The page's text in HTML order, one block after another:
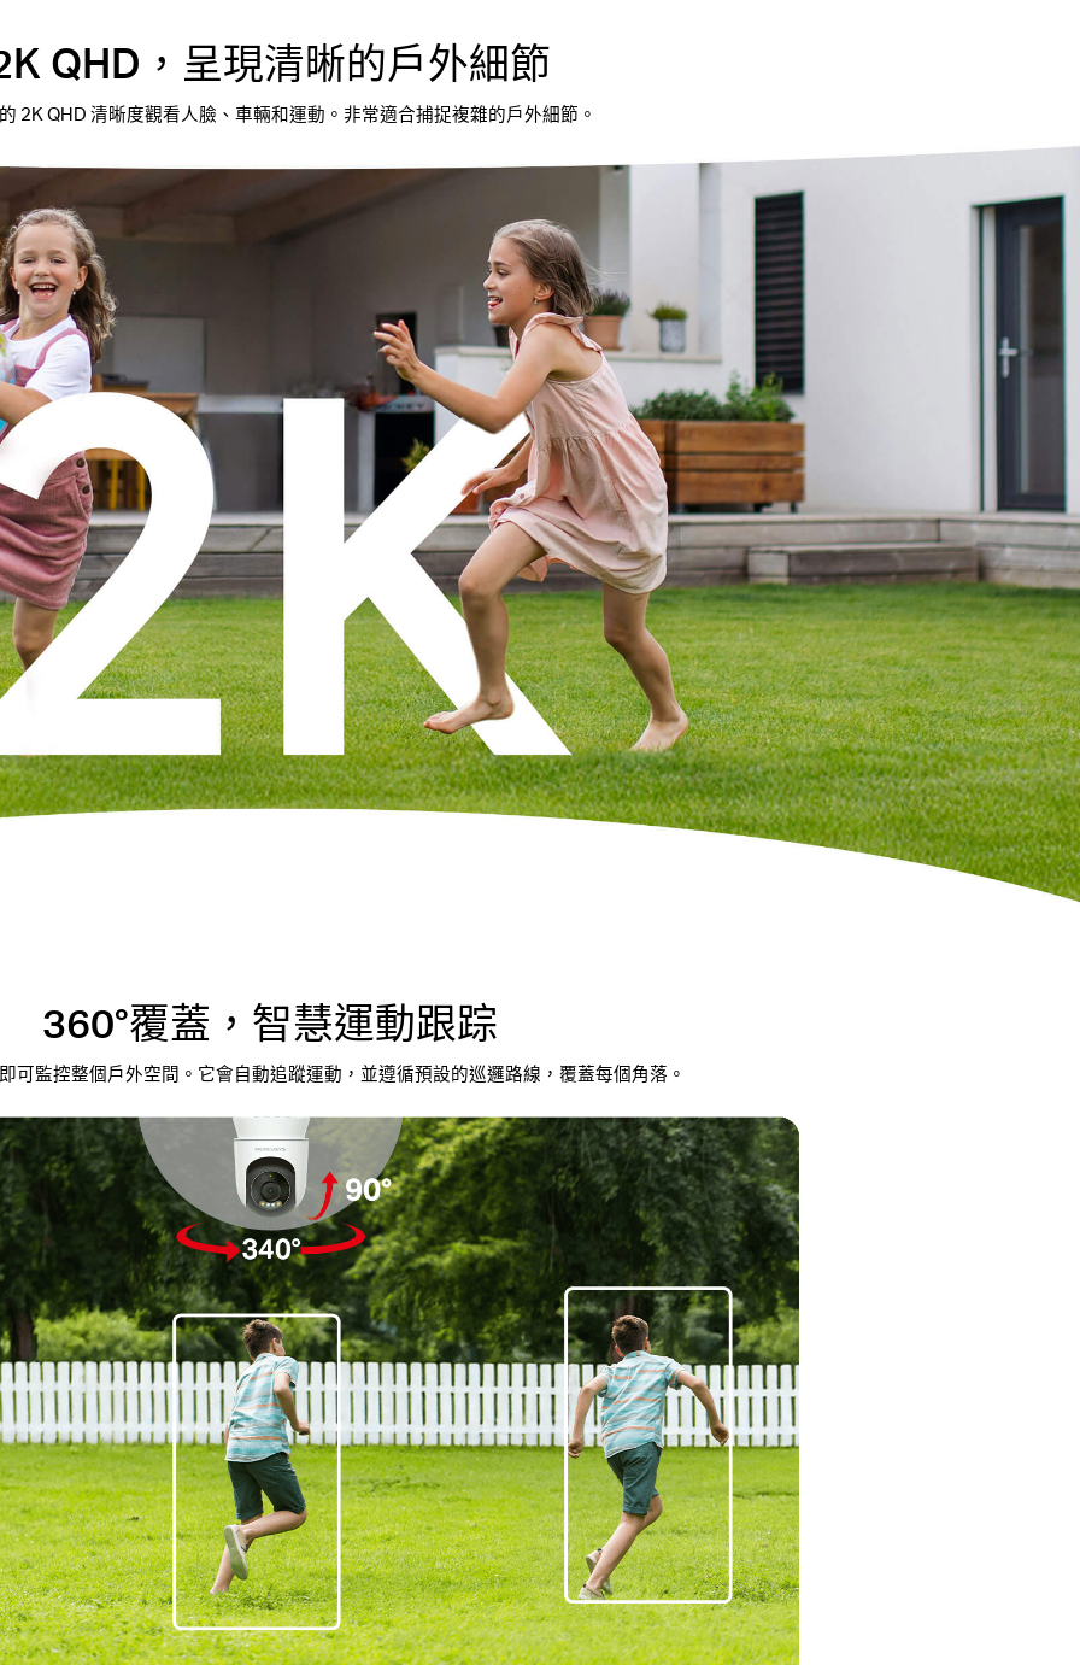
QHD，呈現清晰的戶外細節
2K QHD 清晰度觀看人臉、車輛和運動。非常適合捕捉複雜的戶外細節。
360°覆蓋，智慧運動跟踪
可監控整個戶外空間。它會自動追蹤運動，並遵循預設的巡邏路線，覆蓋每個角落。